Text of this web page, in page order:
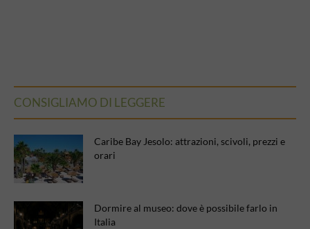
CONSIGLIAMO DI LEGGERE
Caribe Bay Jesolo: attrazioni, scivoli, prezzi e
orari
Dormire al museo: dove è possibile farlo in
Italia